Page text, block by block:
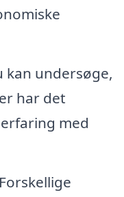
kan undersøge,
har det
med